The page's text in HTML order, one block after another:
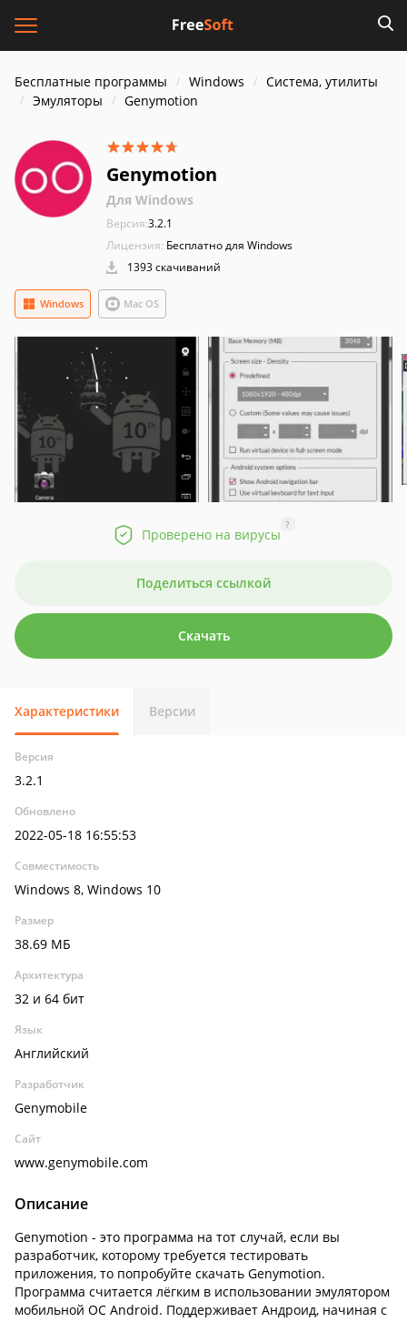
Бесплатные программы Windows
Система, утилиты
Эмуляторы
Genymotion
Genymotion
Для Windows
Версия:3.2.1
Лицензия: Бесплатно для Windows
1393 скачиваний
Windows Mac OS
Проверено на вирусы
?
Поделиться ссылкой
Скачать
Характеристики Версии
Версия
3.2.1
Обновлено
2022-05-18 16:55:53
Совместимость
Windows 8, Windows 10
Размер
38.69 МБ
Архитектура
32 и 64 бит
Язык
Английский
Разработчик
Genymobile
Сайт
www.genymobile.com
Описание
Genymotion - это программа на тот случай, если вы
разработчик, которому требуется тестировать
приложения, то попробуйте скачать Genymotion.
Программа считается лёгким в использовании эмулятором
мобильной ОС Android. Поддерживает Андроид, начиная с